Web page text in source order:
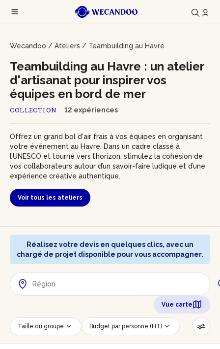
Wecandoo / Ateliers / Teambuilding au Havre
COLLECTION 12 expériences
Teambuilding au Havre : un atelier
d'artisanat pour inspirer vos
équipes en bord de mer
Offrez un grand bol d'air frais à vos équipes en organisant
votre événement au Havre. Dans un cadre classé à
l’UNESCO et tourné vers l’horizon, stimulez la cohésion de
vos collaborateurs autour d’un savoir-faire ludique et d’une
expérience créative authentique.
Voir tous les ateliers
Réalisez votre devis en quelques clics, avec un
chargé de projet disponible pour vous accompagner.
Vue carte
Taille du groupe Budget par personne (HT)
Lieu de l'évènement Savoir-faire